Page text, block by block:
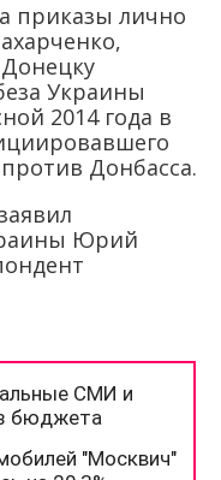
приказы лично
Украины
2014 года в
Донбасса.
Юрий